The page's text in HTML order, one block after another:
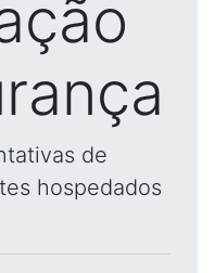
de
hospedados